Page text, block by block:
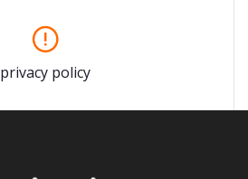
privacy policy